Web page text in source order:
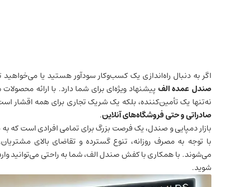
اگر به دنبال راه‌اندازی یک کسب‌وکار سودآور هستید یا
صندل عمده الف پیشنهاد ویژه‌ای برای شما دارد. با ارائه
نه‌تنها یک تأمین‌کننده، بلکه یک شریک تجاری برای همه اقشار
صادراتی و حتی فروشگاه‌های آنلاین.
بازار دمپایی و صندل، یک فرصت بزرگ برای تمامی افرادی است که
با توجه به مصرف روزانه، تنوع گسترده و تقاضای بالای
می‌شوند. با همکاری با کفش صندل الف، شما به راحتی می‌توانید وارد
شوید.